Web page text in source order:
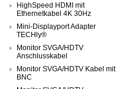
HighSpeed HDMI mit
Ethernetkabel 4K 30Hz
Mini-Displayport Adapter
TECHly®
Monitor SVGA/HDTV
Anschlusskabel
Monitor SVGA/HDTV Kabel mit
BNC